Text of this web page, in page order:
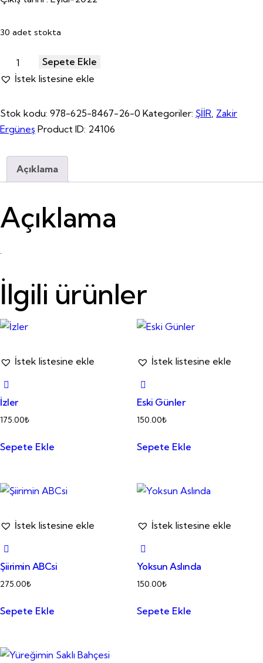
30 adet stokta
Sepete Ekle
İstek listesine ekle
Stok kodu: 978-625-8467-26-0 Kategoriler: ŞİİR Zakir
Ergüneş Product ID: 24106
Açıklama
Açıklama
.
İlgili ürünler
İstek listesine ekle
İzler
175.00₺
Sepete Ekle
İstek listesine ekle
Eski Günler
150.00₺
Sepete Ekle
İstek listesine ekle
Şiirimin ABCsi
275.00₺
Sepete Ekle
İstek listesine ekle
Yoksun Aslında
150.00₺
Sepete Ekle